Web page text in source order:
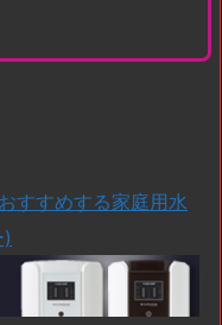
すすめする家庭用水